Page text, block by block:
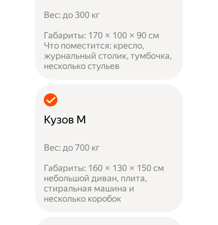
Вес: до 300 кг
Габариты: 170 × 100 × 90 см
Что поместится: кресло,
журнальный столик, тумбочка,
несколько стульев
Кузов M
Вес: до 700 кг
Габариты: 160 × 130 × 150 см
небольшой диван, плита,
стиральная машина и
несколько коробок